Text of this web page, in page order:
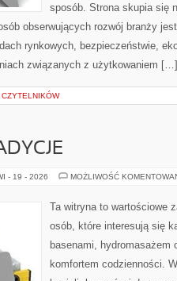
sposób. Strona skupia się
obserwujących rozwój branży
rynkowych, bezpieczeństwie,
związanych z użytkowaniem […]
- 19 - 2026 MOŻLIWOŚĆ
Ta witryna to wartościowe
osób, które interesują się
basenami, hydromasażem
komfortem codzienności.